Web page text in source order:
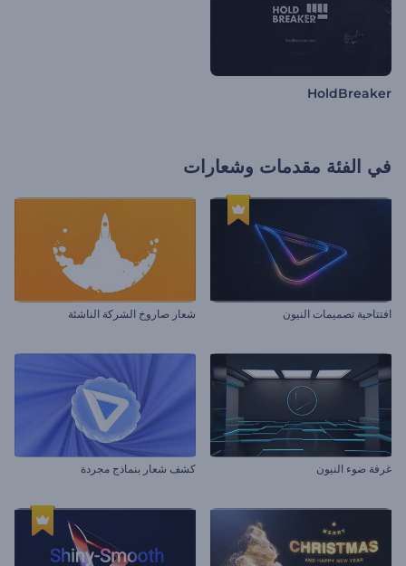
HoldBreaker
في الفئة مقدمات وشعارات
افتتاحية تصميمات النيون شعار صاروخ الشركة الناشئة
غرفة ضوء النيون كشف شعار بنماذج مجردة